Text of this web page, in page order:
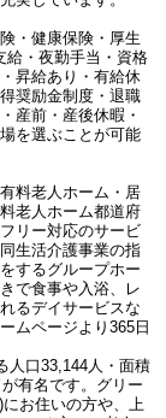
・健康保険・厚生
給・夜勤手当・資格
昇給あり・有給休
奨励金制度・退職
産前・産後休暇・
を選ぶことが可能
料老人ホーム・居
老人ホーム都道府
リー対応のサービ
生活介護事業の指
するグループホー
で食事や入浴、レ
るデイサービスな
ムページより365日
人口33,144人・面積
有名です。グリー
お住いの方や、上